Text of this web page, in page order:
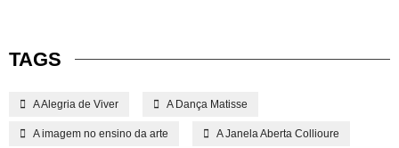
TAGS
A Alegria de Viver A Dança Matisse
A imagem no ensino da arte A Janela Aberta Collioure